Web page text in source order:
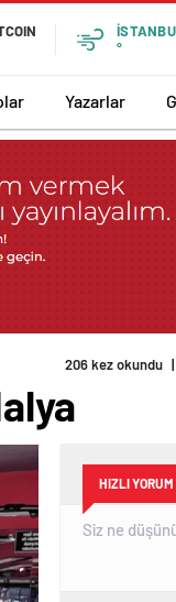
°
Yazarlar
206 kez okundu |
HIZLI YORUM